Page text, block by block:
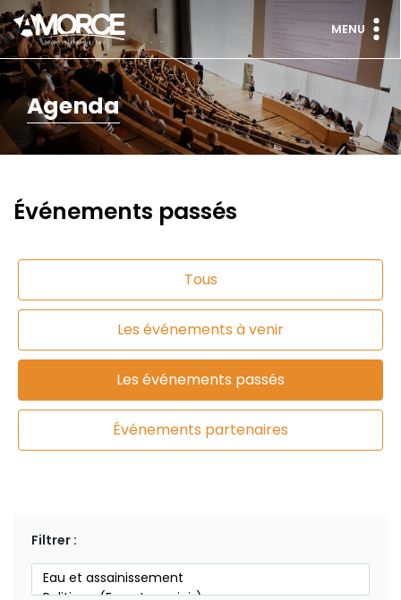
MENU
Agenda
Événements passés
Tous
Les événements à venir
Les événements passés
Événements partenaires
Filtrer :